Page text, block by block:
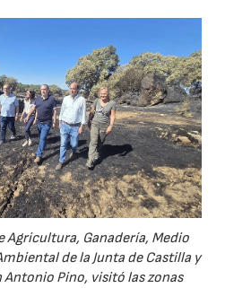
Agricultura, Ganadería, Medio
de la Junta de Castilla y
Antonio Pino, visitó las zonas